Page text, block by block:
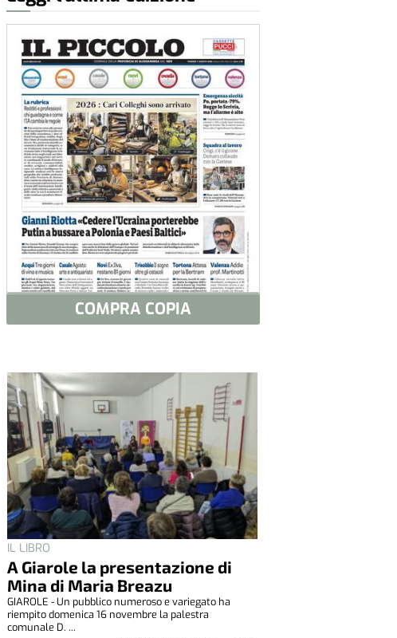
COMPRA COPIA
IL LIBRO
A Giarole la presentazione di
Mina di Maria Breazu
GIAROLE - Un pubblico numeroso e variegato ha
riempito domenica 16 novembre la palestra
comunale D. ...